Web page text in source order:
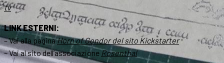
tv
LINK ESTERNI:
– Vai alla paginaHorn of Gondordel sito Kickstarter
– Vai al sito dell’associazioneRosenthal